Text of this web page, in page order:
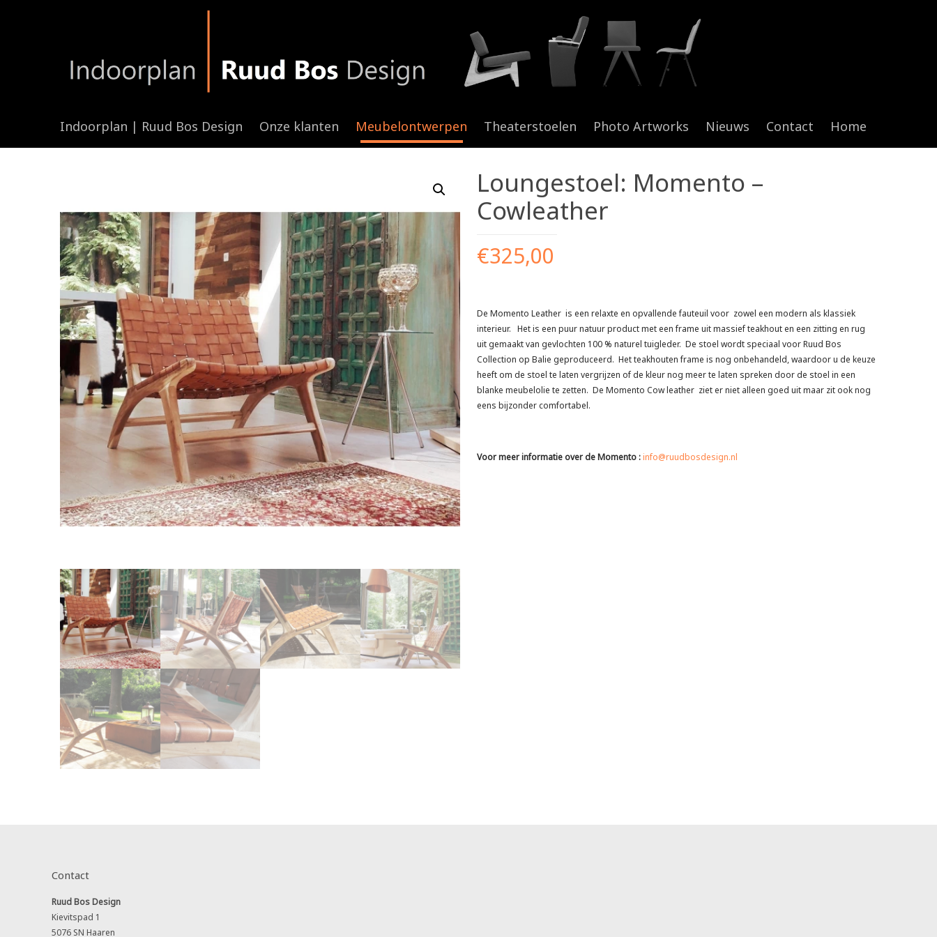
Indoorplan | Ruud Bos Design Onze klanten Meubelontwerpen Theaterstoelen Photo Artworks Nieuws Contact Home
Loungestoel: Momento –
Cowleather
€325,00
De Momento Leather is een relaxte en opvallende fauteuil voor zowel een modern als klassiek
interieur. Het is een puur natuur product met een frame uit massief teakhout en een zitting en rug
uit gemaakt van gevlochten 100 % naturel tuigleder. De stoel wordt speciaal voor Ruud Bos
Collection op Balie geproduceerd. Het teakhouten frame is nog onbehandeld, waardoor u de keuze
heeft om de stoel te laten vergrijzen of de kleur nog meer te laten spreken door de stoel in een
blanke meubelolie te zetten. De Momento Cow leather ziet er niet alleen goed uit maar zit ook nog
eens bijzonder comfortabel.
Voor meer informatie over de Momento :info@ruudbosdesign.nl
Contact
Ruud Bos Design
Kievitspad 1
5076 SN Haaren